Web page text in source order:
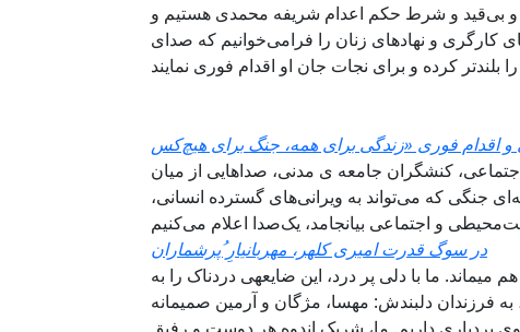
و بی‌قید و شرط حکم اعدام شریفه محمدی هستیم و
کارگری و نهادهای زنان را فرامی‌خوانیم که صدای
کنشگران جامعه ی مدنی، صداهایی از ميان
جنگی که می‌تواند به ویرانی‌های گسترده انسانی،
در سوگ قدرت امیری کلهر، مهربانیارِ ُپرشماران
ما با دلی پر درد، این ضایعهی دردناک را به
فرزندان دلبندش: مهسا، مژگان و آرمین صمیمانه